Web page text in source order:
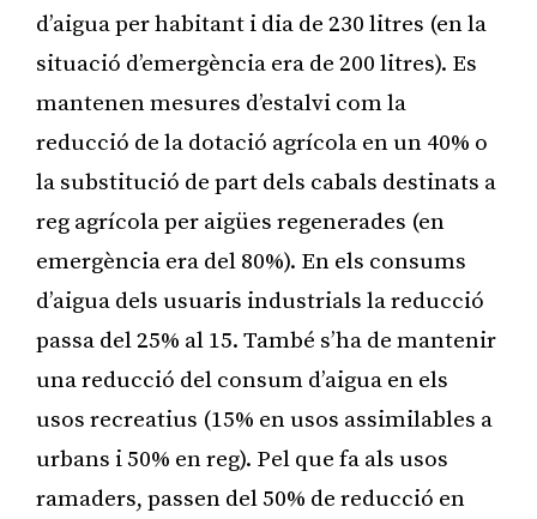
d’aigua per habitant i dia de 230 litres (en la
situació d’emergència era de 200 litres). Es
mantenen mesures d’estalvi com la
reducció de la dotació agrícola en un 40% o
la substitució de part dels cabals destinats a
reg agrícola per aigües regenerades (en
emergència era del 80%). En els consums
d’aigua dels usuaris industrials la reducció
passa del 25% al 15. També s’ha de mantenir
una reducció del consum d’aigua en els
usos recreatius (15% en usos assimilables a
urbans i 50% en reg). Pel que fa als usos
ramaders, passen del 50% de reducció en